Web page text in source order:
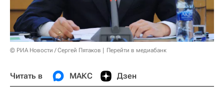
© РИА Новости / Сергей Пятаков Перейти в медиабанк
Читать в МАКС Дзен